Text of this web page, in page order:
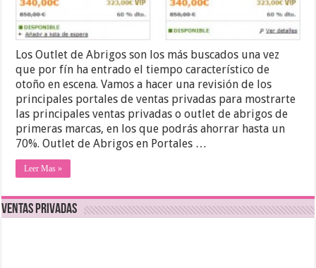
Los Outlet de Abrigos son los más buscados una vez
que por fín ha entrado el tiempo característico de
otoño en escena. Vamos a hacer una revisión de los
principales portales de ventas privadas para mostrarte
las principales ventas privadas o outlet de abrigos de
primeras marcas, en los que podrás ahorrar hasta un
70%. Outlet de Abrigos en Portales …
Leer Mas »
Ventas Privadas